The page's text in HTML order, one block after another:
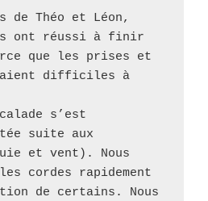
de Théo et Léon,
ont réussi à finir
que les prises et
difficiles à
s’est
suite aux
et vent). Nous
cordes rapidement
de certains. Nous